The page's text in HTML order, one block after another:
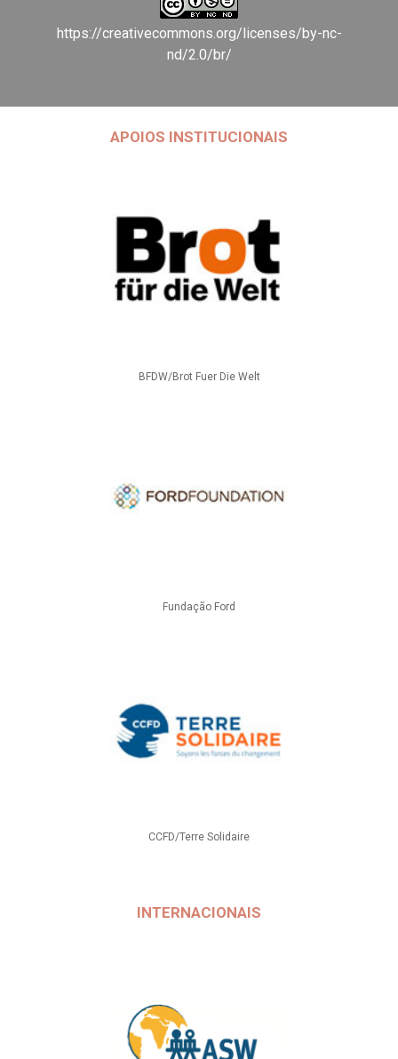
https://creativecommons.org/licenses/by-nc-
nd/2.0/br/
APOIOS INSTITUCIONAIS
BFDW/Brot Fuer Die Welt
Fundação Ford
CCFD/Terre Solidaire
INTERNACIONAIS